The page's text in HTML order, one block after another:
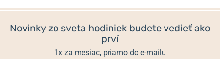
Novinky zo sveta hodiniek budete vedieť ako
prví
1x za mesiac, priamo do e-mailu